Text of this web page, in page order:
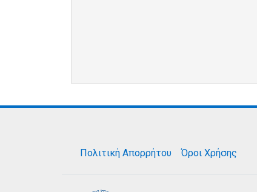
Πολιτική Απορρήτου Όροι Χρήσης